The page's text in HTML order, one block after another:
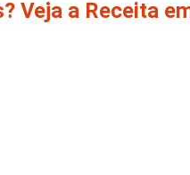
Veja a Receita